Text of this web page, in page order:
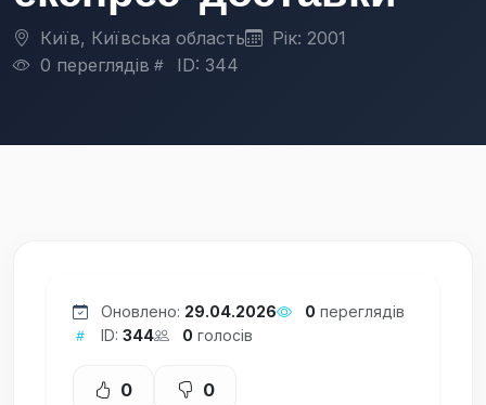
Київ, Київська область
Рік: 2001
0 переглядів
ID: 344
Оновлено: 29.04.2026 0 переглядів
ID: 344 0 голосів
0 0